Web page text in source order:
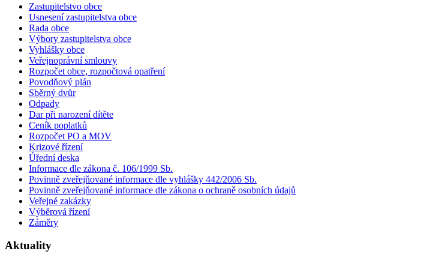
Zastupitelstvo obce
Usnesení zastupitelstva obce
Rada obce
Výbory zastupitelstva obce
Vyhlášky obce
Veřejnoprávní smlouvy
Rozpočet obce, rozpočtová opatření
Povodňový plán
Sběrný dvůr
Odpady
Dar při narození dítěte
Ceník poplatků
Rozpočet PO a MOV
Krizové řízení
Úřední deska
Informace dle zákona č. 106/1999 Sb.
Povinně zveřejňované informace dle vyhlášky 442/2006 Sb.
Povinně zveřejňované informace dle zákona o ochraně osobních údajů
Veřejné zakázky
Výběrová řízení
Záměry
Aktuality